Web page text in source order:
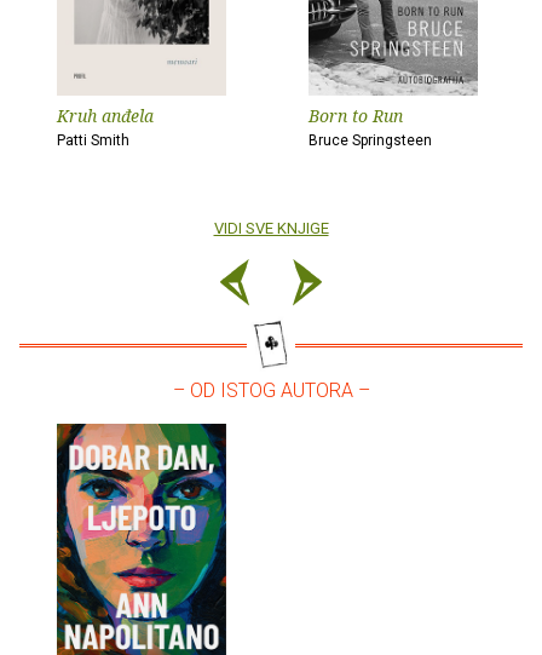
Kruh anđela
Patti Smith
Born to Run
Bruce Springsteen
VIDI SVE KNJIGE
– OD ISTOG AUTORA –